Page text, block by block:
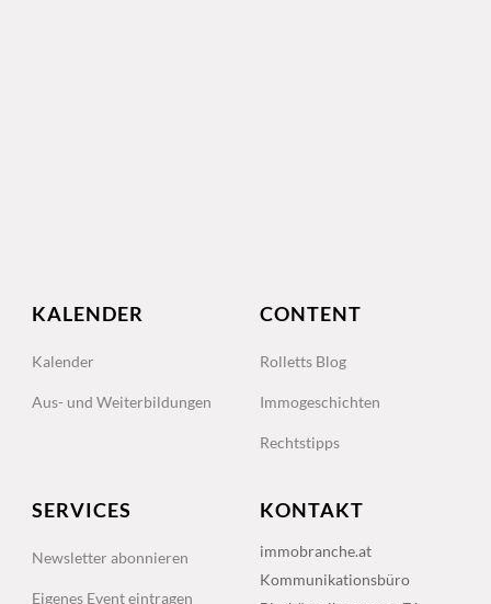
KALENDER
Kalender
Aus- und Weiterbildungen
CONTENT
Rolletts Blog
Immogeschichten
Rechtstipps
SERVICES
Newsletter abonnieren
Eigenes Event eintragen
KONTAKT
immobranche.at
Kommunikationsbüro